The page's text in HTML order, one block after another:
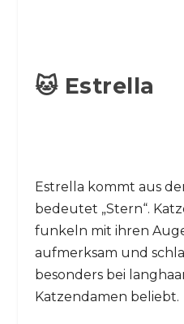
🐱 Estrella
Estrella kommt aus
bedeutet „Stern“.
funkeln mit ihren
aufmerksam und
besonders bei
Katzendamen beliebt.